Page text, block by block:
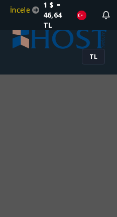
İncele
1 $ =
46,64
TL
TL